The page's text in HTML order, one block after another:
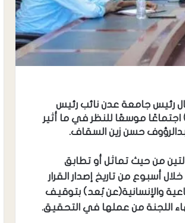
رئيس جامعة عدن نائب رئيس
للشؤون الأكاديمية، صباح اليوم الخميس (13 فبراير 2015م) اجتماعًا موسعًا للنظر في ما أثير
حسن زين السقاف.
من حيث تماثل أو تطابق
أسبوع من تاريخ إصدار القرار
والإنسانية(عن بُعد) بتوقيف
اللجنة من عملها في التحقيق.